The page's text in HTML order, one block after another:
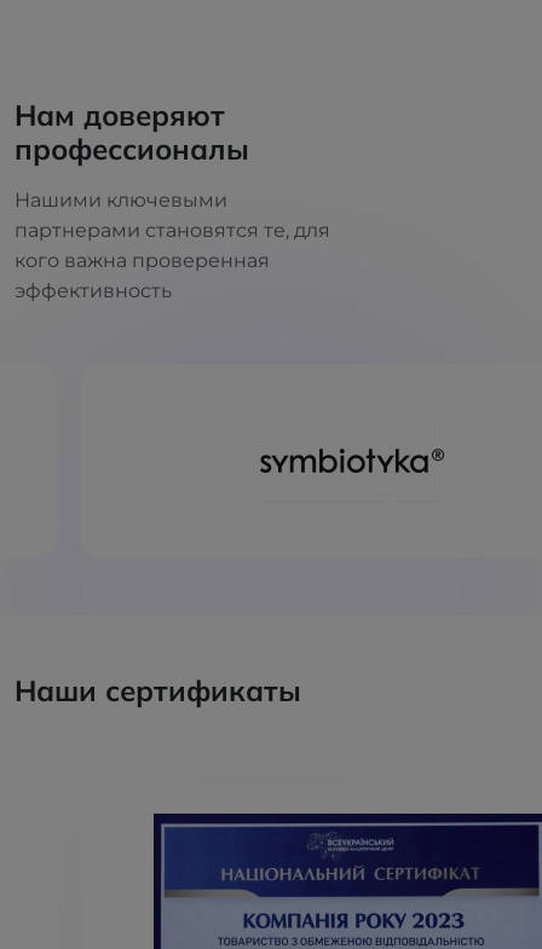
Нам доверяют
профессионалы
Нашими ключевыми
партнерами становятся те, для
кого важна проверенная
эффективность
Наши сертификаты